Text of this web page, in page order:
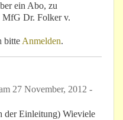
ein Abo, zu
MfG Dr. Folker v.
bitte Anmelden.
27 November, 2012 -
der Einleitung) Wieviele